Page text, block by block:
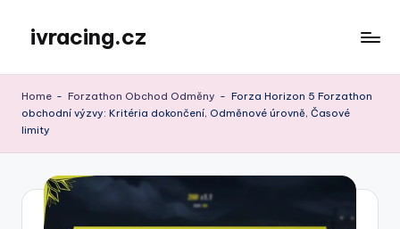
content
ivracing.cz
Home - Forzathon Obchod Odměny - Forza Horizon 5 Forzathon
obchodní výzvy: Kritéria dokončení, Odměnové úrovně, Časové
limity